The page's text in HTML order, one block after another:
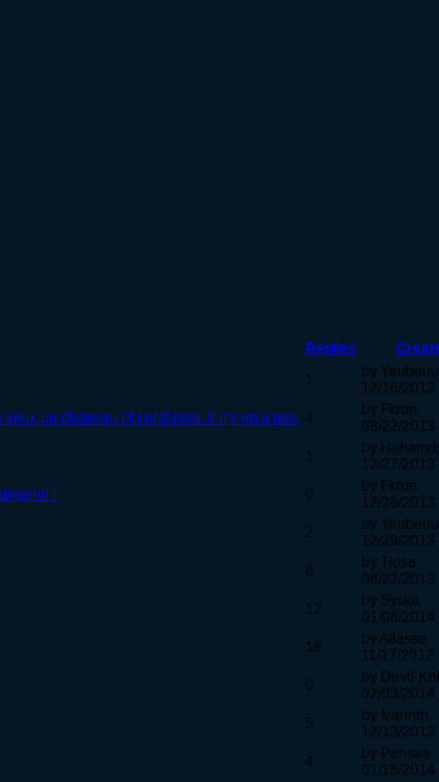
Replies
1
by Yeubeuu
12/16/2013
un chapeau of coral rose, il n'y en a pas, 4
by Fkron
08/22/2013
1
by
12/27/2013
!
0
by Fkron
12/28/2013
2
by Yeubeuu
12/29/2013
8
by Tiose
08/22/2013
12
by Syska
01/08/2014
16
by Atlasse
11/17/2012
0
by Devil-
02/03/2014
5
by Ivannm
12/13/2013
4
by Pensee
01/15/2014